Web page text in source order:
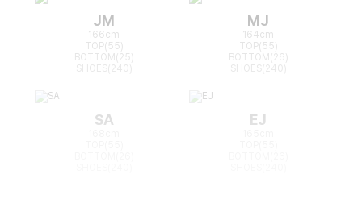
JM
166cm
TOP(55)
BOTTOM(25)
MJ
164cm
TOP(55)
BOTTOM(26)
SA EJ